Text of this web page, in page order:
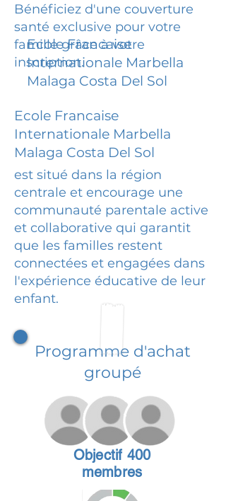
Bénéficiez d'une couverture
santé exclusive pour votre
famille grâce à votre
inscription.
Ecole Francaise
Internationale Marbella
Malaga Costa Del Sol
Ecole Francaise
Internationale Marbella
Malaga Costa Del Sol
est situé dans la région
centrale et encourage une
communauté parentale active
et collaborative qui garantit
que les familles restent
connectées et engagées dans
l'expérience éducative de leur
enfant.
Programme d'achat
groupé
Objectif 400
membres